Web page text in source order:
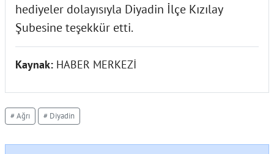
hediyeler dolayısıyla Diyadin İlçe Kızılay
Şubesine teşekkür etti.
Kaynak: HABER MERKEZİ
# Ağrı # Diyadin